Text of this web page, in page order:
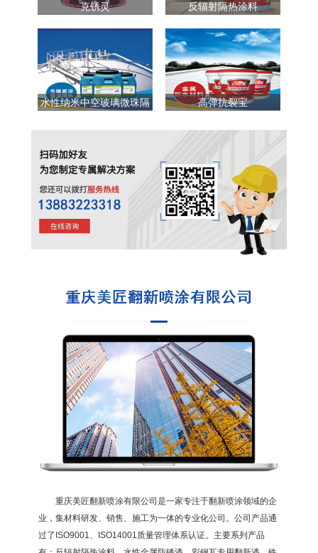
克锈灵 反辐射隔热涂料
水性纳米中空玻璃微珠隔
高弹抗裂宝
重庆美匠翻新喷涂有限公司是一家专注于翻新喷涂领域的企
业，集材料研发、销售、施工为一体的专业化公司。公司产品通
过了ISO9001、ISO14001质量管理体系认证。主要系列产品